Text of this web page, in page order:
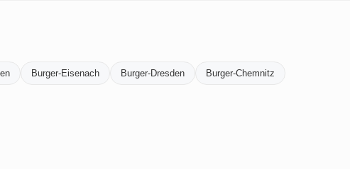
Burger-Eisenach Burger-Dresden Burger-Chemnitz